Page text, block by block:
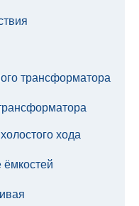
трансформатора
хода
ёмкостей